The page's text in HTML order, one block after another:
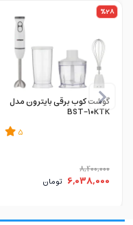
%28
گوشت کوب برقی بایترون مدل
BST-10KTK
5
8,400,000
6,038,000 تومان